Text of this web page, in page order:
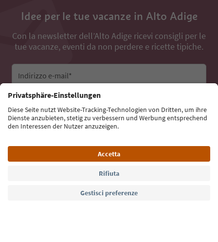
Idee per le tue vacanze in Alto Adige
Con la newsletter dell’Alto Adige ricevi consigli per le
tue vacanze, eventi da non perdere e ricette tipiche.
Indirizzo e-mail*
Iscriviti alla newsletter